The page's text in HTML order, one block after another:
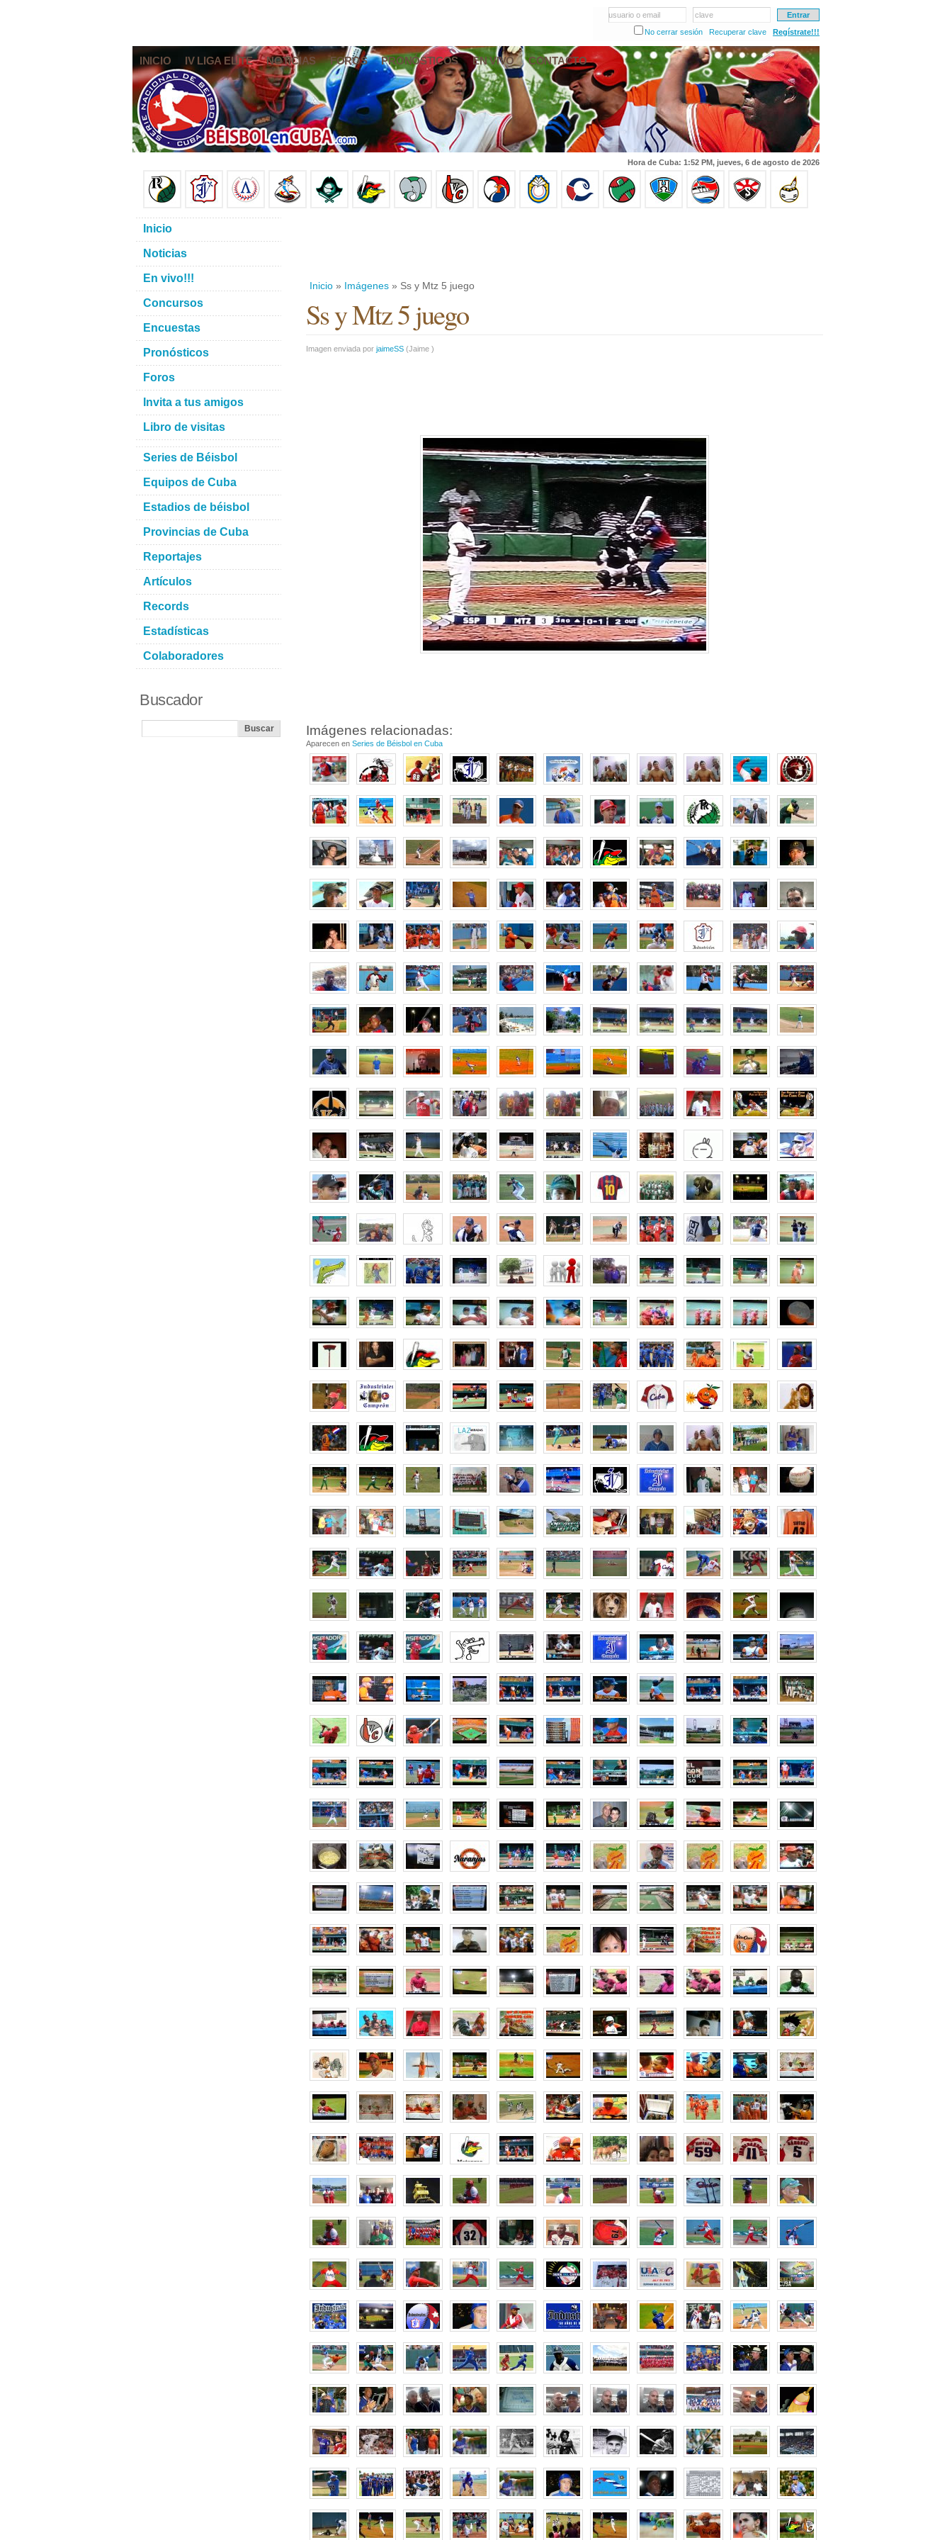
usuario o email
clave
No cerrar sesión
Recuperar clave Regístrate!!!
INICIO IV LIGA ELITE NOTICIAS FOROS PRONÓSTICOS EN VIVO CONTACTO
Hora de Cuba: 1:52 PM, jueves, 6 de agosto de 2026
Inicio » Imágenes » Ss y Mtz 5 juego
Ss y Mtz 5 juego
Imagen enviada por jaimeSS (Jaime )
Imágenes relacionadas:
Aparecen en Series de Béisbol en Cuba
Inicio
Noticias
En vivo!!!
Concursos
Encuestas
Pronósticos
Foros
Invita a tus amigos
Libro de visitas
Series de Béisbol
Equipos de Cuba
Estadios de béisbol
Provincias de Cuba
Reportajes
Artículos
Records
Estadísticas
Colaboradores
Buscador